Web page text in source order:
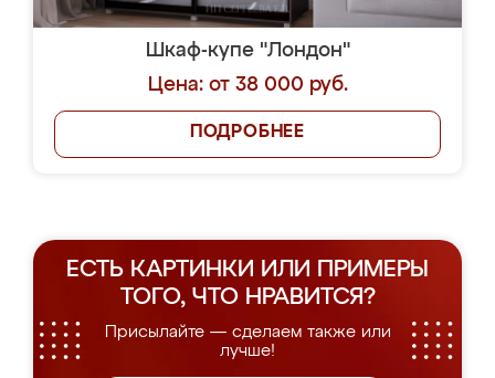
Шкаф-купе "Лондон"
Цена: от 38 000 руб.
ПОДРОБНЕЕ
ЕСТЬ КАРТИНКИ ИЛИ ПРИМЕРЫ
ТОГО, ЧТО НРАВИТСЯ?
Присылайте — сделаем также или
лучше!